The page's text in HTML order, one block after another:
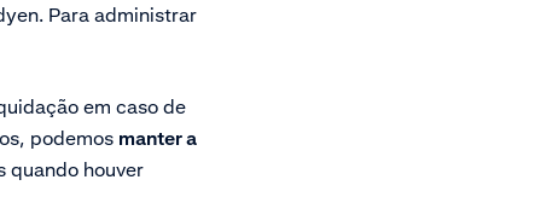
Para administrar
em caso de
podemos manter a
quando houver